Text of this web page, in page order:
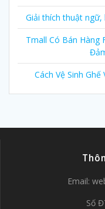
Giải thích thuật ngữ,
Tmall Có Bán Hàng
Cách Vệ Sinh
Email:
Số